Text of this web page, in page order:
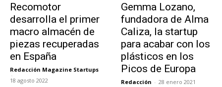
Recomotor
desarrolla el primer
macro almacén de
piezas recuperadas
en España
Redacción Magazine Startups
-
18 agosto 2022
Gemma Lozano,
fundadora de Alma
Caliza, la startup
para acabar con los
plásticos en los
Picos de Europa
Redacción - 28 enero 2021